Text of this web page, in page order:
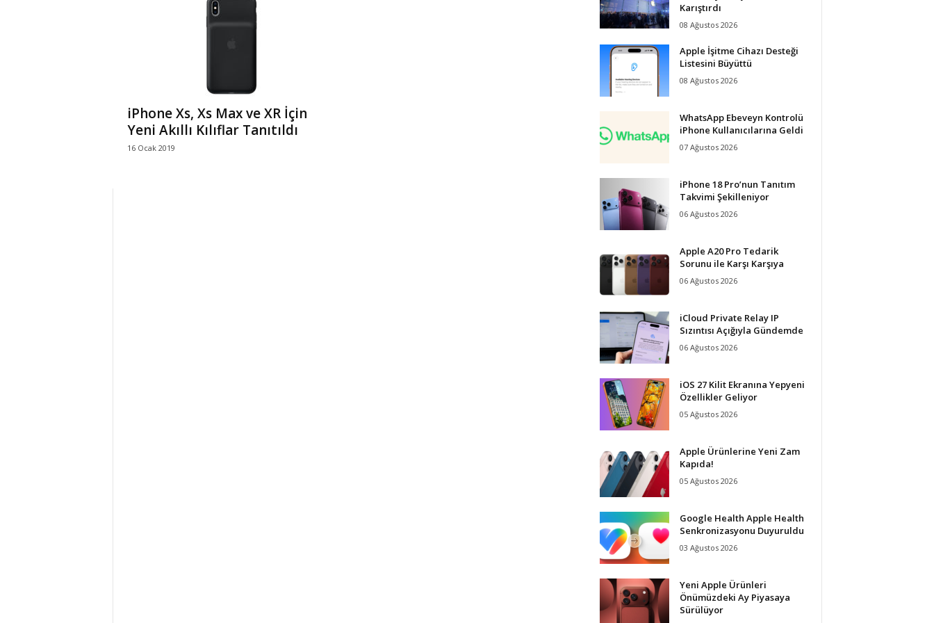
i
E
iPhone Xs, Xs Max ve XR İçin
Yeni Akıllı Kılıflar Tanıtıldı
16 Ocak 2019
Karıştırdı
08 Ağustos 2026
Apple İşitme Cihazı Desteği
Listesini Büyüttü
08 Ağustos 2026
WhatsApp Ebeveyn Kontrolü
iPhone Kullanıcılarına Geldi
07 Ağustos 2026
iPhone 18 Pro’nun Tanıtım
Takvimi Şekilleniyor
06 Ağustos 2026
Apple A20 Pro Tedarik
Sorunu ile Karşı Karşıya
06 Ağustos 2026
iCloud Private Relay IP
Sızıntısı Açığıyla Gündemde
06 Ağustos 2026
iOS 27 Kilit Ekranına Yepyeni
Özellikler Geliyor
05 Ağustos 2026
Apple Ürünlerine Yeni Zam
Kapıda!
05 Ağustos 2026
Google Health Apple Health
Senkronizasyonu Duyuruldu
03 Ağustos 2026
Yeni Apple Ürünleri
Önümüzdeki Ay Piyasaya
Sürülüyor